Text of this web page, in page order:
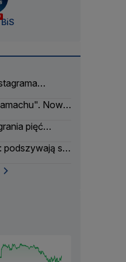
Nowe
pięć
podszywają się